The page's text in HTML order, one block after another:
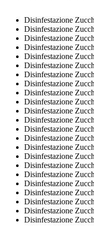
Disinfestazione
Disinfestazione
Disinfestazione
Disinfestazione
Disinfestazione
Disinfestazione
Disinfestazione
Disinfestazione
Disinfestazione
Disinfestazione
Disinfestazione
Disinfestazione
Disinfestazione
Disinfestazione
Disinfestazione
Disinfestazione
Disinfestazione
Disinfestazione
Disinfestazione
Disinfestazione
Disinfestazione
Disinfestazione
Disinfestazione